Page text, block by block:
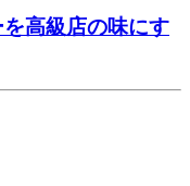
高級店の味にす